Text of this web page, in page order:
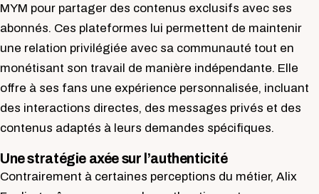
MYM pour partager des contenus exclusifs avec ses
abonnés. Ces plateformes lui permettent de maintenir
une relation privilégiée avec sa communauté tout en
monétisant son travail de manière indépendante. Elle
offre à ses fans une expérience personnalisée, incluant
des interactions directes, des messages privés et des
contenus adaptés à leurs demandes spécifiques.
Une stratégie axée sur l’authenticité
Contrairement à certaines perceptions du métier, Alix